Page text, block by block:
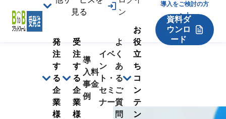
見る
ン
発
注
す
る
企
業
様
受
注
す
る
企
業
様
導
入
事
例
料
金
イベ
ン
ト・
セミ
ナー
よ
く
あ
る
ご
質
問
お
役
立
ち
コ
ン
テ
ン
導入をご検討の方
へ！
資料ダ
ウンロ
ード